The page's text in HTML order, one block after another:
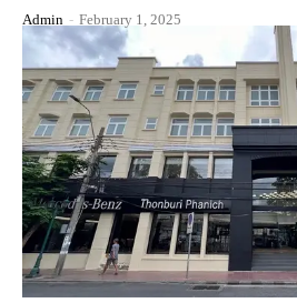
Admin - February 1, 2025